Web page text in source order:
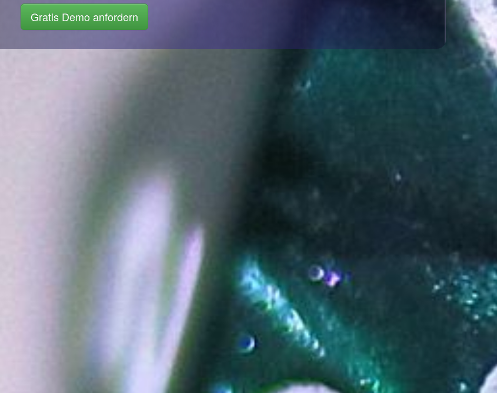
Gratis Demo anfordern